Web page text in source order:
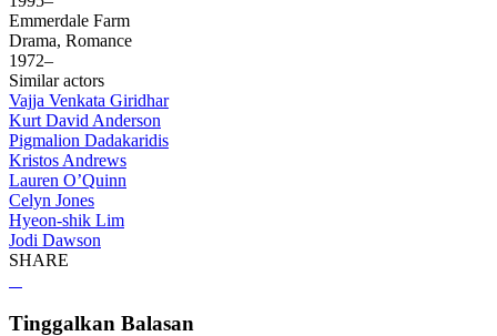
Emmerdale Farm
Drama, Romance
1972–
Similar actors
Vajja Venkata Giridhar
Kurt David Anderson
Pigmalion Dadakaridis
Kristos Andrews
Lauren O’Quinn
Celyn Jones
Hyeon-shik Lim
Jodi Dawson
SHARE
Tinggalkan Balasan